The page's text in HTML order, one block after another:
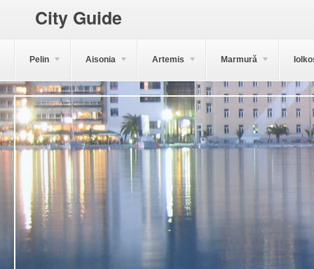
City Guide
Pelin Aisonia Artemis Marmură